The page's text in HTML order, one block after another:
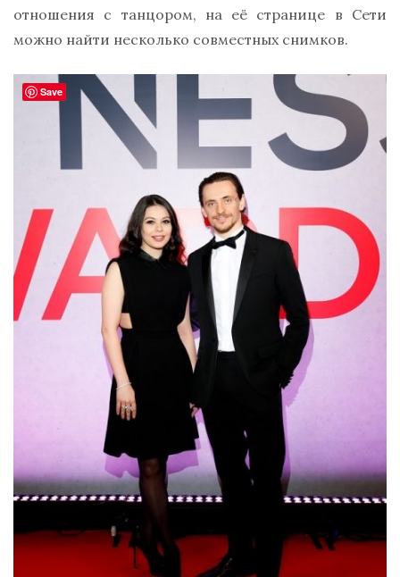
отношения с танцором, на её странице в Сети
можно найти несколько совместных снимков.
Save